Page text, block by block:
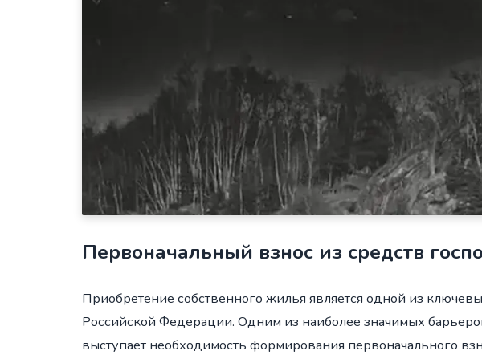
Первоначальный взнос из средств
Приобретение собственного жилья является одной из
Российской Федерации. Одним из наиболее значимых
выступает необходимость формирования первоначального